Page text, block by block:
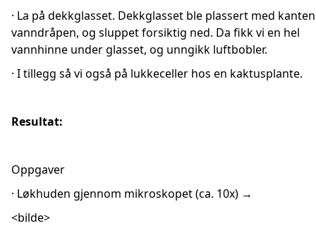
· La på dekkglasset. Dekkglasset ble plassert med
vanndråpen, og sluppet forsiktig ned. Da fikk vi en hel
vannhinne under glasset, og unngikk luftbobler.
· I tillegg så vi også på lukkeceller hos en kaktusplante.
Resultat:
Oppgaver
· Løkhuden gjennom mikroskopet (ca. 10x) →
<bilde>